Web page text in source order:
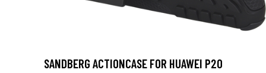
SANDBERG ACTIONCASE FOR HUAWEI P20